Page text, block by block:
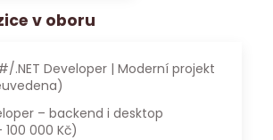
v oboru
.NET Developer | Moderní projekt
– backend i desktop
000 Kč)